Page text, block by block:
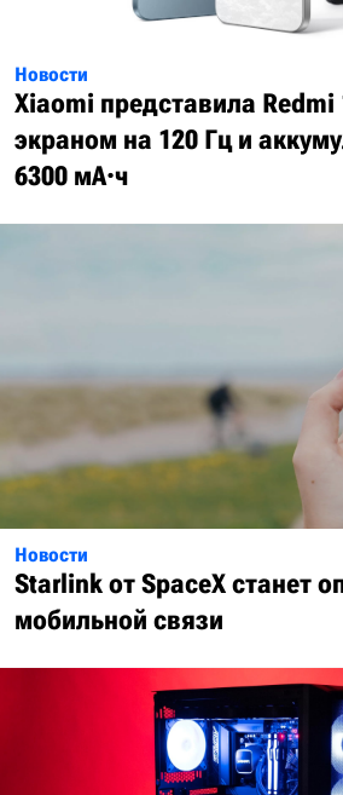
Новости
Xiaomi представила Redmi
экраном на 120 Гц и
6300 мА·ч
Новости
Starlink от SpaceX станет
мобильной связи